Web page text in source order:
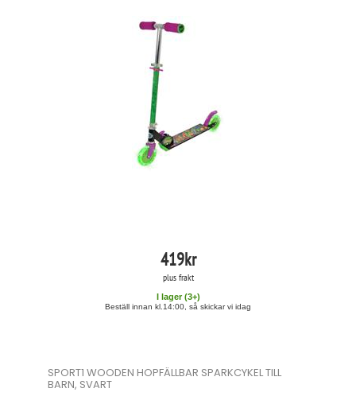
419kr
plus frakt
I lager (3+)
Beställ innan kl.14:00, så skickar vi idag
SPORT1 WOODEN HOPFÄLLBAR SPARKCYKEL TILL
BARN, SVART